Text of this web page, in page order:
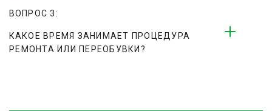
ВОПРОС 3:
КАКОЕ ВРЕМЯ ЗАНИМАЕТ ПРОЦЕДУРА
РЕМОНТА ИЛИ ПЕРЕОБУВКИ?